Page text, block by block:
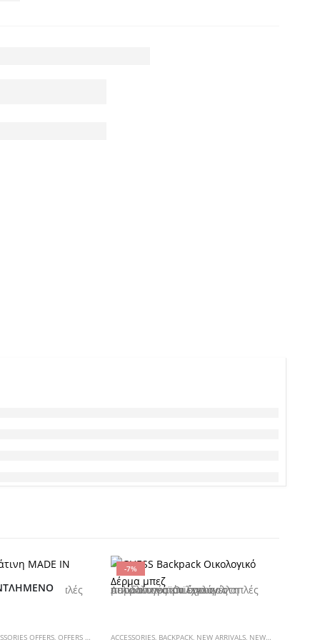
στη σελίδα του προϊόντος
OFFERS, OFFERS 🖤 ΖΩΝΕΣ
-7%
Αυτό το προϊόν έχει πολλαπλές παραλλαγές. Οι επιλογές μπορούν να επιλεγούν στη σελίδα του προϊόντος
ACCESSORIES, BACKPACK, NEW ARRIVALS, NEW ARRIVALS WOMAN